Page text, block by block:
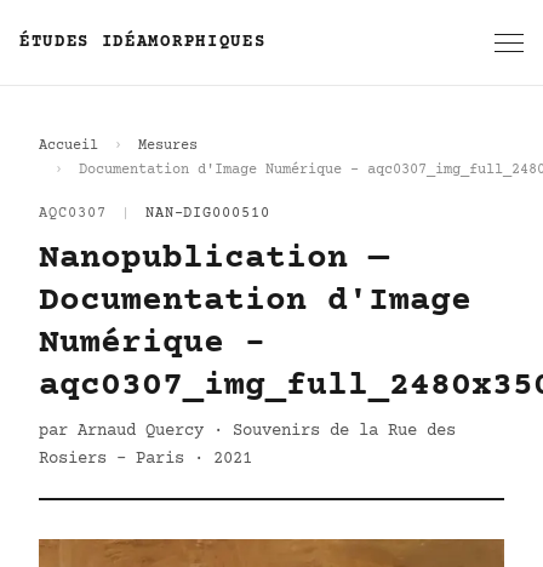
ÉTUDES IDÉAMORPHIQUES
Accueil
Mesures
Documentation d'Image Numérique -
AQC0307 NAN-DIG000510
Nanopublication —
Documentation d'Image
Numérique -
par Arnaud Quercy · Souvenirs de la Rue des
Rosiers - Paris · 2021